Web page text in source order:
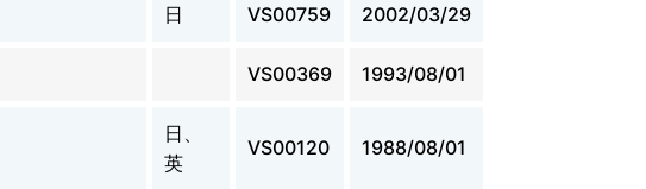
日 VS00759 2002/03/29
VS00369 1993/08/01
日、
英
VS00120 1988/08/01